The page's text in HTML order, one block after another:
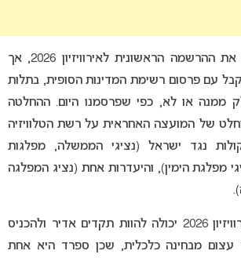
הרשת כבר השלימה את ההרשמה הראשונית לאירוויזיון 2026, אך
עם פרסום רשימת המדינות הסופית, בתלות
ממנה או לא, כפי שפרסמנו היום. ההחלטה
של המועצה האחראית על רשת הטלוויזיה
עם 10 קולות נגד ישראל (נציגי הממשלה, מפלגות
(נציגי מפלגת הימין), והיעדרות אחת (נציג המפלגה
פרישה ספרדית מאירוויזיון 2026 יכולה להוות תקדים אדיר ולהכניס
מבחינה כלכלית, שכן ספרד היא אחת